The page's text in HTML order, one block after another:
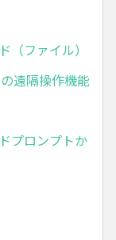
（ファイル）
遠隔操作機能
プロンプトか